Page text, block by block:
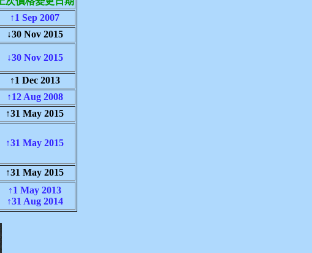
↑1 Sep 2007
↓30 Nov 2015
↓30 Nov 2015
↑1 Dec 2013
↑12 Aug 2008
↑31 May 2015
↑31 May 2015
↑31 May 2015
↑1 May 2013
↑31 Aug 2014